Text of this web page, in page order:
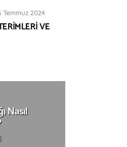
Temmuz 2024
VE
Nasıl